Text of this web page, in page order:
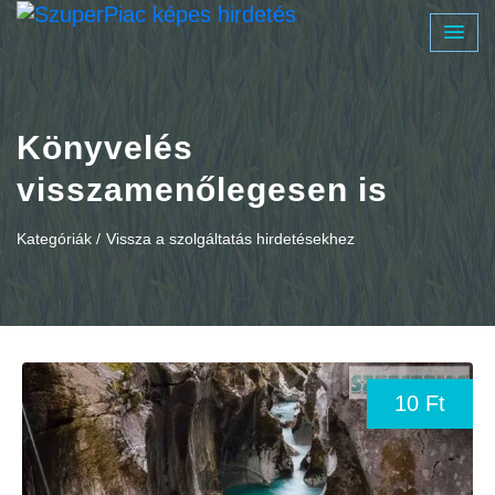
Könyvelés
visszamenőlegesen is
Kategóriák / Vissza a szolgáltatás hirdetésekhez
10 Ft